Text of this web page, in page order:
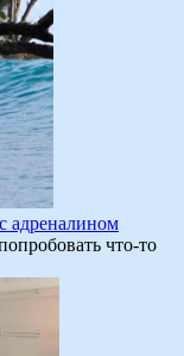
адреналином
что-то